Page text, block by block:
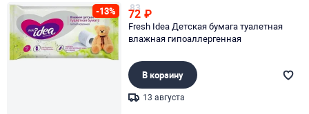
-13% 83
72 ₽
Fresh Idea Детская бумага туалетная
влажная гипоаллергенная
В корзину
13 августа